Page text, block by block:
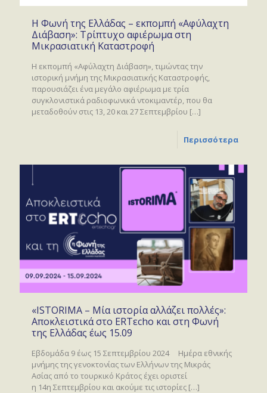
Η Φωνή της Ελλάδας – εκπομπή «Αφύλαχτη
Διάβαση»: Τρίπτυχο αφιέρωμα στη
Μικρασιατική Καταστροφή
Η εκπομπή «Αφύλαχτη Διάβαση», τιμώντας την
ιστορική μνήμη της Μικρασιατικής Καταστροφής,
παρουσιάζει ένα μεγάλο αφιέρωμα με τρία
συγκλονιστικά ραδιοφωνικά ντοκιμαντέρ, που θα
μεταδοθούν στις 13, 20 και 27 Σεπτεμβρίου […]
Περισσότερα
«ISTORIMA – Μία ιστορία αλλάζει πολλές»:
Αποκλειστικά στο ERTεcho και στη Φωνή
της Ελλάδας έως 15.09
Εβδομάδα 9 έως 15 Σεπτεμβρίου 2024 Ημέρα εθνικής
μνήμης της γενοκτονίας των Ελλήνων της Μικράς
Ασίας από το τουρκικό Κράτος έχει οριστεί
η 14η Σεπτεμβρίου και ακούμε τις ιστορίες […]